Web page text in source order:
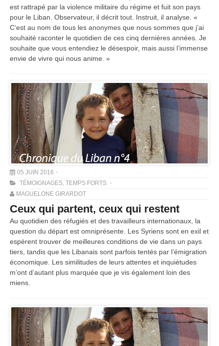
est rattrapé par la violence militaire du régime et fuit son pays
pour le Liban. Observateur, il décrit tout. Instruit, il analyse. «
C’est au nom de tous les anonymes que nous sommes que j’ai
souhaité raconter le quotidien de ces cinq dernières années. Je
souhaite que vous entendiez le désespoir, mais aussi l’immense
envie de vivre qui nous anime. »
05 JUIN 2016
TÉMOIGNAGES, TEMPS FORTS
MAGUELONE GIRARDOT
Ceux qui partent, ceux qui restent
Au quotidien des réfugiés et des travailleurs internationaux, la
question du départ est omniprésente. Les Syriens sont en exil et
espèrent trouver de meilleures conditions de vie dans un pays
tiers, tandis que les Libanais sont parfois tentés par l’émigration
économique. Les similitudes de leurs attentes et inquiétudes
m’ont d’autant plus marquée que je vis également loin des
miens.